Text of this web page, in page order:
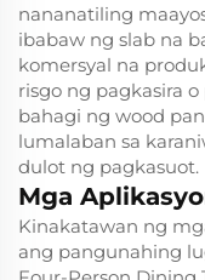
nananatiling
ibabaw ng slab na
komersyal na
risgo ng pagkasira
bahagi ng wood
lumalaban sa
dulot ng pagkasuot.
Mga
Kinakatawan ng
ang pangunahing